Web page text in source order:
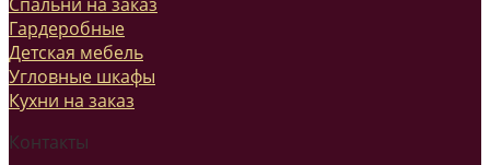
Гардеробные
Детская мебель
Угловные шкафы
Кухни на заказ
Контакты